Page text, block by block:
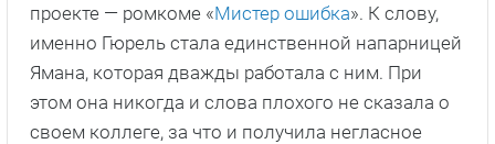
проекте — ромкоме «Мистер ошибка». К слову,
именно Гюрель стала единственной напарницей
Ямана, которая дважды работала с ним. При
этом она никогда и слова плохого не сказала о
своем коллеге, за что и получила негласное